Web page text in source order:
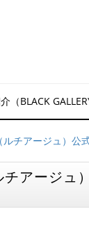
（BLACK
チアージュ）公
アージュ